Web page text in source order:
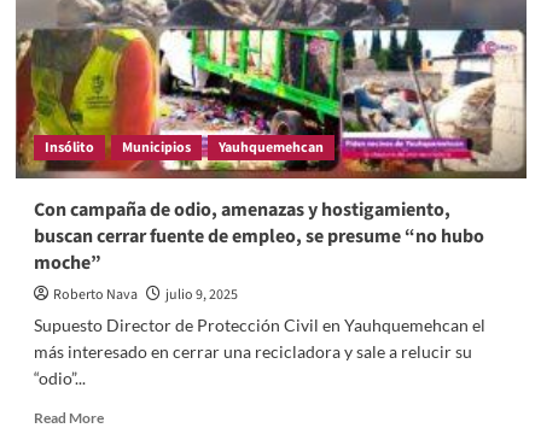
y
campaña
de
odio
alentada
por
alcalde
de
en
Yauhquemehcan
Insólito Municipios Yauhquemehcan
Con campaña de odio, amenazas y hostigamiento,
buscan cerrar fuente de empleo, se presume “no hubo
moche”
Roberto Nava
julio 9, 2025
Supuesto Director de Protección Civil en Yauhquemehcan el
más interesado en cerrar una recicladora y sale a relucir su
“odio”...
Read MoreRead